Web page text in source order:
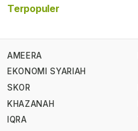
Terpopuler
AMEERA
EKONOMI SYARIAH
SKOR
KHAZANAH
IQRA